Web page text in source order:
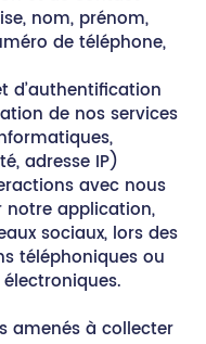
nom, prénom,
de téléphone,
d’authentification
de nos services
adresse IP)
avec nous
notre application,
sociaux, lors des
téléphoniques ou
amenés à collecter